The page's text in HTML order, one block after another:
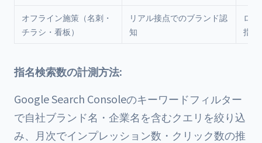
オフライン施策（名刺・
チラシ・看板）
リアル接点でのブランド認
知
ロ
指名
指名検索数の計測方法:
Google Search Consoleのキーワードフィルター
で自社ブランド名・企業名を含むクエリを絞り込
み、月次でインプレッション数・クリック数の推